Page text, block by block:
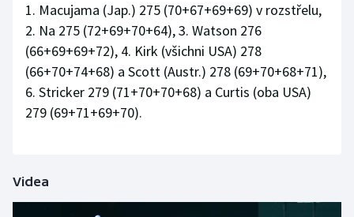
Rychlostní kanoistika
Short track
Sportovní střelba
Triatlon
1. Macujama (Jap.) 275 (70+67+69+69) v rozstřelu,
2. Na 275 (72+69+70+64), 3. Watson 276
(66+69+69+72), 4. Kirk (všichni USA) 278
(66+70+74+68) a Scott (Austr.) 278 (69+70+68+71),
6. Stricker 279 (71+70+70+68) a Curtis (oba USA)
279 (69+71+69+70).
Videa